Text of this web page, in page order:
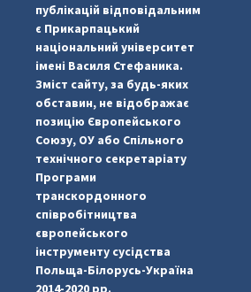
#PipIvanToday
публікацій відповідальним
є Прикарпацький
національний університет
імені Василя Стефаника.
Зміст сайту, за будь-яких
обставин, не відображає
позицію Європейського
Союзу, ОУ або Спільного
технічного секретаріату
Програми
транскордонного
співробітництва
європейського
інструменту сусідства
Польща-Білорусь-Україна
2014-2020 рр.